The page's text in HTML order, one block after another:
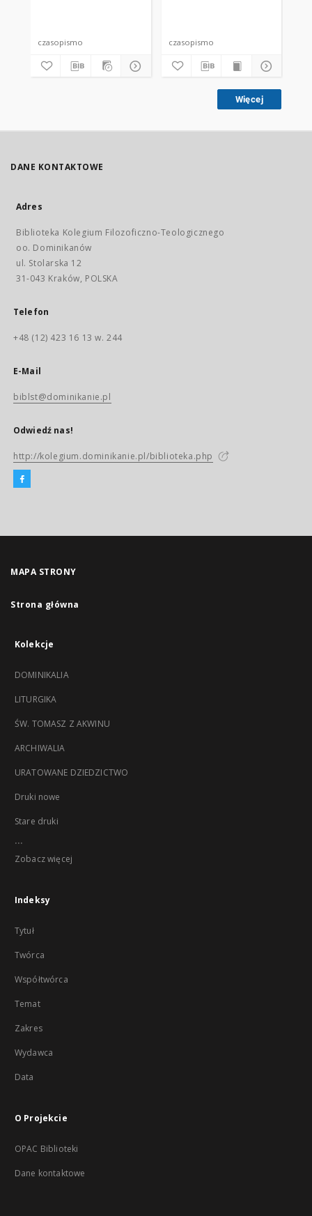
czasopismo czasopismo
Więcej
DANE KONTAKTOWE
Adres
Biblioteka Kolegium Filozoficzno-Teologicznego
oo. Dominikanów
ul. Stolarska 12
31-043 Kraków, POLSKA
Telefon
+48 (12) 423 16 13 w. 244
E-Mail
biblst@dominikanie.pl
Odwiedź nas!
http://kolegium.dominikanie.pl/biblioteka.php
MAPA STRONY
Strona główna
Kolekcje
DOMINIKALIA
LITURGIKA
ŚW. TOMASZ Z AKWINU
ARCHIWALIA
URATOWANE DZIEDZICTWO
Druki nowe
Stare druki
...
Zobacz więcej
Indeksy
Tytuł
Twórca
Współtwórca
Temat
Zakres
Wydawca
Data
O Projekcie
OPAC Biblioteki
Dane kontaktowe